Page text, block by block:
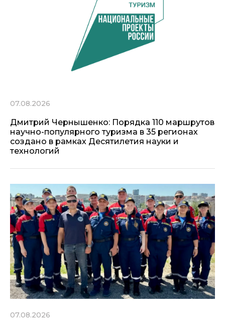
07.08.2026
Дмитрий Чернышенко: Порядка 110 маршрутов
научно-популярного туризма в 35 регионах
создано в рамках Десятилетия науки и
технологий
07.08.2026